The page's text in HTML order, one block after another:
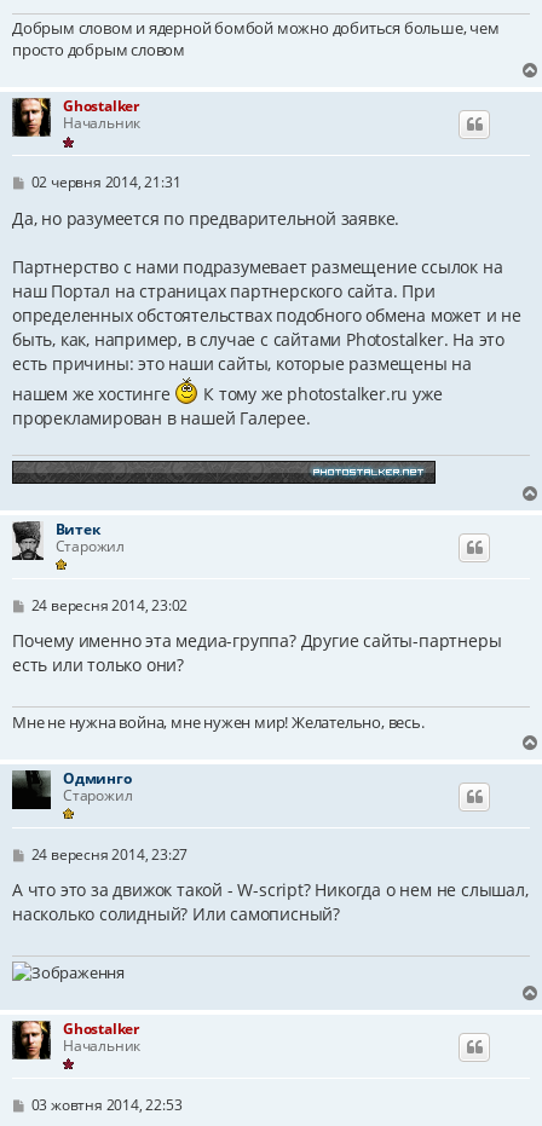
м
л
е
я
Добрым словом и ядерной бомбой можно добиться больше, чем
просто добрым словом
Ghostalker
Начальник
П
в
о
м
л
е
н
н
я
02 червня 2014, 21:31
Да, но разумеется по предварительной заявке.
Партнерство с нами подразумевает размещение ссылок на
наш Портал на страницах партнерского сайта. При
определенных обстоятельствах подобного обмена может и не
быть, как, например, в случае с сайтами Photostalker. На это
есть причины: это наши сайты, которые размещены на
нашем же хостинге
К тому же photostalker.ru уже
прорекламирован в нашей Галерее.
Витек
Старожил
П
в
д
м
л
н
я
24 вересня 2014, 23:02
Почему именно эта медиа-группа? Другие сайты-партнеры
есть или только они?
Мне не нужна война, мне нужен мир! Желательно, весь.
Одминго
Старожил
П
в
д
м
л
н
н
я
24 вересня 2014, 23:27
А что это за движок такой - W-script? Никогда о нем не слышал,
насколько солидный? Или самописный?
Ghostalker
Начальник
П
03 жовтня 2014, 22:53